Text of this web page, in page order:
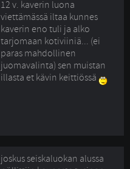
12 v. kaverin luona
viettämässä iltaa kunnes
kaverin eno tuli ja alko
tarjomaan kotiviiniä... (ei
paras mahdollinen
juomavalinta) sen muistan
illasta et kävin keittiössä
joskus seiskaluokan alussa